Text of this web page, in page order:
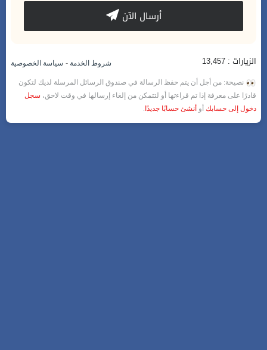
أرسال الآن
الزيارات : 13,457 شروط الخدمة - سياسة الخصوصية
نصيحة: من أجل أن يتم حفظ الرسالة في صندوق الرسائل المرسلة لديك لتكون
قادرًا على معرفة إذا تم قراءتها أو لتتمكن من إلغاء إرسالها في وقت لاحق، سجل
دخول إلى حسابك أو أنشئ حسابًا جديدًا .